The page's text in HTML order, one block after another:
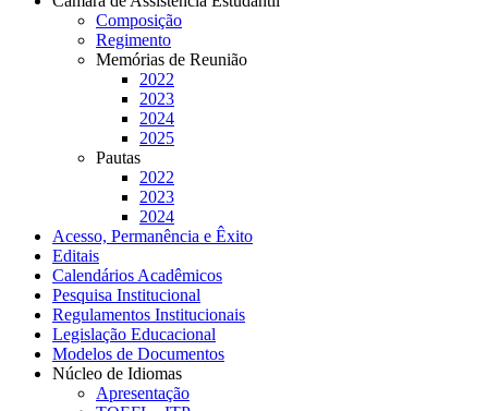
Composição
Regimento
Memórias de Reunião
2022
2023
2024
2025
Pautas
2022
2023
2024
Acesso, Permanência e Êxito
Editais
Calendários Acadêmicos
Pesquisa Institucional
Regulamentos Institucionais
Legislação Educacional
Modelos de Documentos
Núcleo de Idiomas
Apresentação